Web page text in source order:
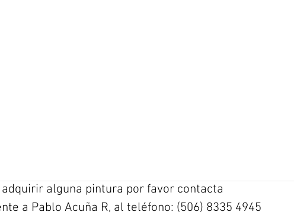
adquirir alguna pintura por favor contacta
a Pablo Acuña R, al teléfono: (506) 8335 4945